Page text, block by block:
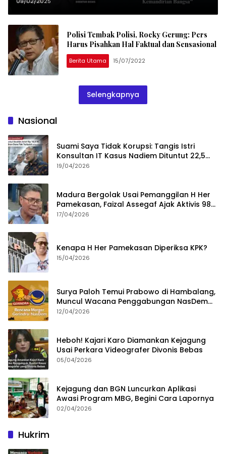
Polisi Tembak Polisi, Rocky Gerung: Pers
Harus Pisahkan Hal Faktual dan Sensasional
Berita Utama 15/07/2022
Selengkapnya
Nasional
Suami Saya Tidak Korupsi: Tangis Istri
Konsultan IT Kasus Nadiem Dituntut 22,5
Tahun
19/04/2026
Madura Bergolak Usai Pemanggilan H Her
Pamekasan, Faizal Assegaf Ajak Aktivis 98
Bongkar Permainan KPK
17/04/2026
Kenapa H Her Pamekasan Diperiksa KPK?
15/04/2026
Surya Paloh Temui Prabowo di Hambalang,
Muncul Wacana Penggabungan NasDem
dan Gerindra
12/04/2026
Heboh! Kajari Karo Diamankan Kejagung
Usai Perkara Videografer Divonis Bebas
05/04/2026
Kejagung dan BGN Luncurkan Aplikasi
Awasi Program MBG, Begini Cara Lapornya
02/04/2026
Hukrim